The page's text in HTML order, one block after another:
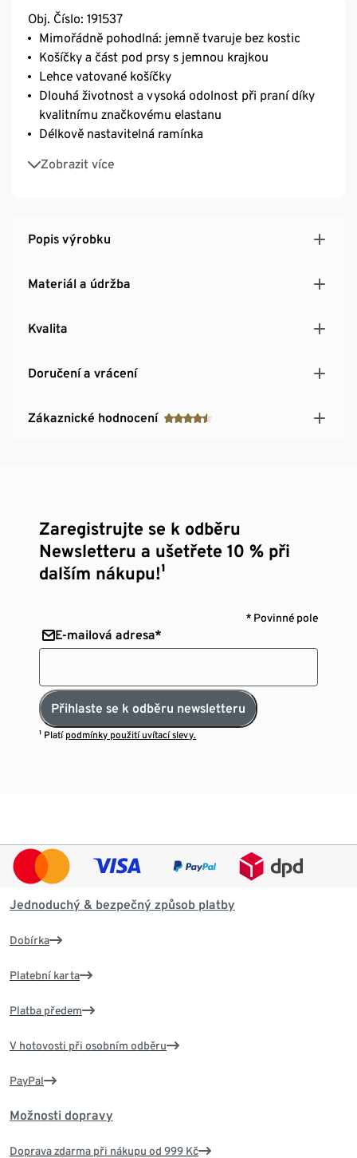
Obj. Číslo: 191537
Mimořádně pohodlná: jemně tvaruje bez kostic
Košíčky a část pod prsy s jemnou krajkou
Lehce vatované košíčky
Dlouhá životnost a vysoká odolnost při praní díky
kvalitnímu značkovému elastanu
Délkově nastavitelná ramínka
Zobrazit více
Trojřadé nastavitelné zapínání SoftSeal® na háčky
Popis výrobku
Materiál a údržba
Kvalita
Doručení a vrácení
Zákaznické hodnocení
Zaregistrujte se k odběru
Newsletteru a ušetřete 10 % při
dalším nákupu!¹
* Povinné pole
E-mailová adresa*
Přihlaste se k odběru newsletteru
¹ Platí podmínky použití uvítací slevy.
Jednoduchý & bezpečný způsob platby
Dobírka
Platební karta
Platba předem
V hotovosti při osobním odběru
PayPal
Možnosti dopravy
Doprava zdarma při nákupu od 999 Kč